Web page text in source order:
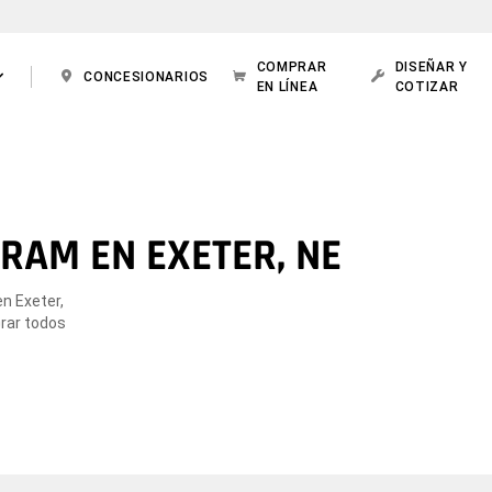
CONCESIONARIOS
COMPRAR
EN LÍNEA
DISEÑAR Y
COTIZAR
EN EXETER, NE
Exeter,
todos